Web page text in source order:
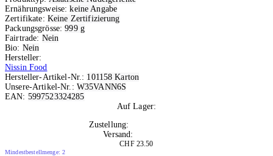
Ernährungsweise:keine Angabe
Zertifikate: Keine Zertifizierung
Packungsgrösse:999 g
Fairtrade: Nein
Bio: Nein
Hersteller:
Nissin Food
Hersteller-Artikel-Nr.: 101158 Karton
Unsere-Artikel-Nr.: W35VANN6S
EAN: 5997523324285
Auf Lager:
Zustellung:
Versand:
CHF 23.50
Mindestbestellmenge: 2